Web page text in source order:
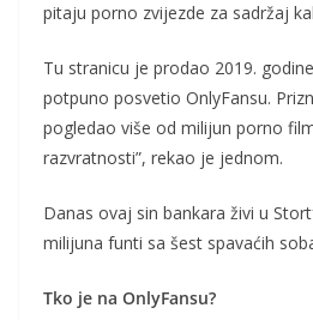
pitaju porno zvijezde za sadržaj
Tu stranicu je prodao 2019.
potpuno posvetio OnlyFansu.
pogledao više od milijun porno
razvratnosti”, rekao je jednom.
Danas ovaj sin bankara živi u
milijuna funti sa šest spavaćih
Tko je na OnlyFansu?